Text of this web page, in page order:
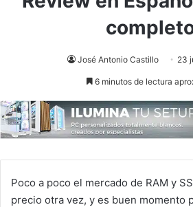
José Antonio Castillo 23
6 minutos de lectura
Poco a poco el mercado de RAM y
precio otra vez, y es buen momento